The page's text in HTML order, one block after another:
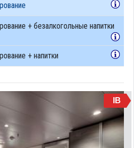
+ безалкогольные напитки
+ напитки
IB